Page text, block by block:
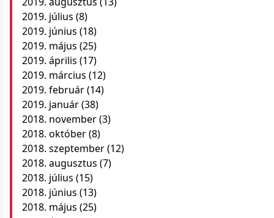
2019. július (8)
2019. június (18)
2019. május (25)
2019. április (17)
2019. március (12)
2019. február(14)
2019. január(38)
2018. november(3)
2018. október(8)
2018. szeptember(12)
2018. augusztus (7)
2018. július (15)
2018. június (13)
2018. május (25)